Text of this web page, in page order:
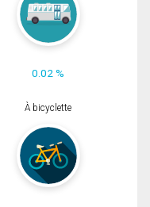
0.02 %
À bicyclette